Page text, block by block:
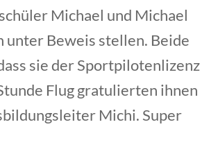
Michael und Michael
Beweis stellen. Beide
sie der Sportpilotenlizenz
Flug gratulierten ihnen
Michi. Super